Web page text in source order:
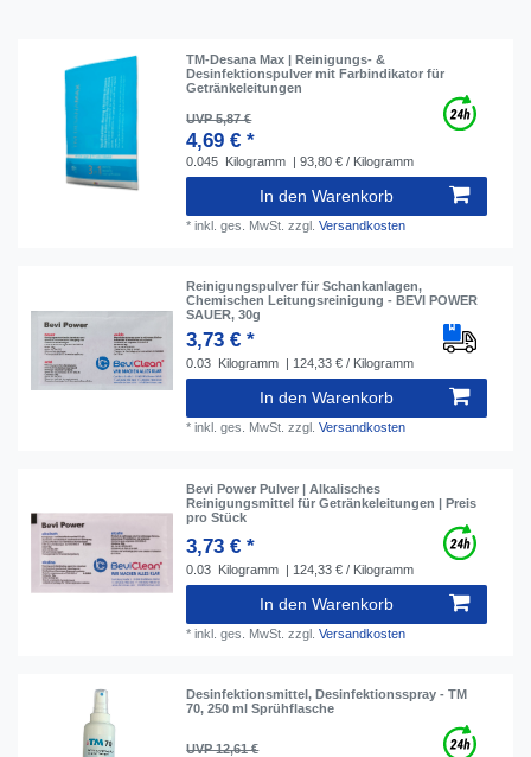
TM-Desana Max | Reinigungs- &
Desinfektionspulver mit Farbindikator für
Getränkeleitungen
UVP 5,87 €
4,69 € *
0.045 Kilogramm | 93,80 € / Kilogramm
In den Warenkorb
*inkl. ges. MwSt. zzgl.Versandkosten
Reinigungspulver für Schankanlagen,
Chemischen Leitungsreinigung - BEVI POWER
SAUER, 30g
3,73 € *
0.03 Kilogramm | 124,33 € / Kilogramm
In den Warenkorb
*inkl. ges. MwSt. zzgl.Versandkosten
Bevi Power Pulver | Alkalisches
Reinigungsmittel für Getränkeleitungen | Preis
pro Stück
3,73 € *
0.03 Kilogramm | 124,33 € / Kilogramm
In den Warenkorb
*inkl. ges. MwSt. zzgl.Versandkosten
Desinfektionsmittel, Desinfektionsspray - TM
70, 250 ml Sprühflasche
UVP 12,61 €